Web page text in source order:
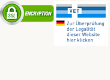
Security